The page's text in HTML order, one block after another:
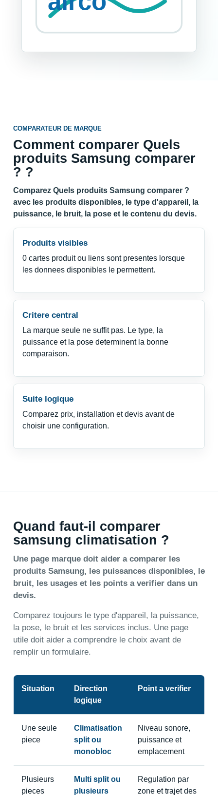
COMPARATEUR DE MARQUE
Comment comparer Quels
produits Samsung comparer
? ?
Comparez Quels produits Samsung comparer ?
avec les produits disponibles, le type d'appareil, la
puissance, le bruit, la pose et le contenu du devis.
Produits visibles
0 cartes produit ou liens sont presentes lorsque
les donnees disponibles le permettent.
Critere central
La marque seule ne suffit pas. Le type, la
puissance et la pose determinent la bonne
comparaison.
Suite logique
Comparez prix, installation et devis avant de
choisir une configuration.
Quand faut-il comparer
samsung climatisation ?
Une page marque doit aider a comparer les
produits Samsung, les puissances disponibles, le
bruit, les usages et les points a verifier dans un
devis.
Comparez toujours le type d'appareil, la puissance,
la pose, le bruit et les services inclus. Une page
utile doit aider a comprendre le choix avant de
remplir un formulaire.
Situation
Direction
logique
Point a verifier
Une seule
piece
Climatisation
split ou
monobloc
Niveau sonore,
puissance et
emplacement
Plusieurs
pieces
Multi split ou
plusieurs
Regulation par
zone et trajet des